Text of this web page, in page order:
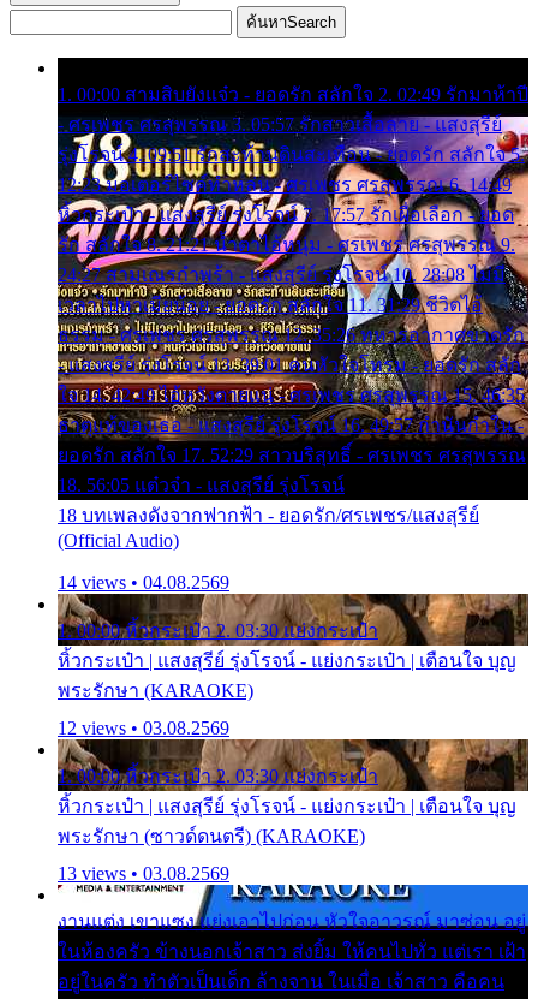
ค้นหาSearch
1. 00:00 สามสิบยังแจ๋ว - ยอดรัก สลักใจ 2. 02:49 รักมาห้าปี
- ศรเพชร ศรสุพรรณ 3. 05:57 รักสาวเสื้อลาย - แสงสุรีย์
รุ่งโรจน์ 4. 09:51 รักสะท้านดินสะเทือน - ยอดรัก สลักใจ 5.
12:23 มอเตอร์ไซค์ทำหล่น - ศรเพชร ศรสุพรรณ 6. 14:49
หิ้วกระเป๋า - แสงสุรีย์ รุ่งโรจน์ 7. 17:57 รักเผื่อเลือก - ยอด
รัก สลักใจ 8. 21:21 น้ำตาไอ้หนุ่ม - ศรเพชร ศรสุพรรณ 9.
24:27 สามเณรกำพร้า - แสงสุรีย์ รุ่งโรจน์ 10. 28:08 ไม่มี
เวลาไปหาเมียน้อย - ยอดรัก สลักใจ 11. 31:29 ชีวิตไอ้
ธรรม - ศรเพชร ศรสุพรรณ 12. 35:26 ทหารอากาศขาดรัก
- แสงสุรีย์ รุ่งโรจน์ 13. 39:01 คนหัวใจโทรม - ยอดรัก สลัก
ใจ 14. 42:49 ไอ้หวังตายแน่ - ศรเพชร ศรสุพรรณ 15. 46:35
ธาตุแท้ของเธอ - แสงสุรีย์ รุ่งโรจน์ 16. 49:57 กำนันกำใน -
ยอดรัก สลักใจ 17. 52:29 สาวบริสุทธิ์ - ศรเพชร ศรสุพรรณ
18. 56:05 แต๋วจ๋า - แสงสุรีย์ รุ่งโรจน์
18 บทเพลงดังจากฟากฟ้า - ยอดรัก/ศรเพชร/แสงสุรีย์
(Official Audio)
14 views • 04.08.2569
1. 00:00 หิ้วกระเป๋า 2. 03:30 แย่งกระเป๋า
หิ้วกระเป๋า | แสงสุรีย์ รุ่งโรจน์ - แย่งกระเป๋า | เตือนใจ บุญ
พระรักษา (KARAOKE)
12 views • 03.08.2569
1. 00:00 หิ้วกระเป๋า 2. 03:30 แย่งกระเป๋า
หิ้วกระเป๋า | แสงสุรีย์ รุ่งโรจน์ - แย่งกระเป๋า | เตือนใจ บุญ
พระรักษา (ซาวด์ดนตรี) (KARAOKE)
13 views • 03.08.2569
งานแต่ง เขาแซง แย่งเอาไปก่อน หัวใจอาวรณ์ มาซ่อน อยู่
ในห้องครัว ข้างนอกเจ้าสาว ส่งยิ้ม ให้คนไปทั่ว แต่เรา เฝ้า
อยู่ในครัว ทำตัวเป็นเด็ก ล้างจาน ในเมื่อ เจ้าสาว คือคน